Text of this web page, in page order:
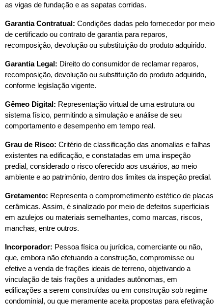
as vigas de fundação e as sapatas corridas.
Garantia Contratual: Condições dadas pelo fornecedor por meio
de certificado ou contrato de garantia para reparos,
recomposição, devolução ou substituição do produto adquirido.
Garantia Legal: Direito do consumidor de reclamar reparos,
recomposição, devolução ou substituição do produto adquirido,
conforme legislação vigente.
Gêmeo Digital: Representação virtual de uma estrutura ou
sistema físico, permitindo a simulação e análise de seu
comportamento e desempenho em tempo real.
Grau de Risco: Critério de classificação das anomalias e falhas
existentes na edificação, e constatadas em uma inspeção
predial, considerado o risco oferecido aos usuários, ao meio
ambiente e ao patrimônio, dentro dos limites da inspeção predial.
Gretamento: Representa o comprometimento estético de placas
cerâmicas. Assim, é sinalizado por meio de defeitos superficiais
em azulejos ou materiais semelhantes, como marcas, riscos,
manchas, entre outros.
Incorporador: Pessoa física ou jurídica, comerciante ou não,
que, embora não efetuando a construção, compromisse ou
efetive a venda de frações ideais de terreno, objetivando a
vinculação de tais frações a unidades autônomas, em
edificações a serem construídas ou em construção sob regime
condominial, ou que meramente aceita propostas para efetivação